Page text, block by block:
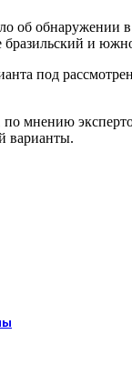
об
бразильский и
под
мнению
варианты.